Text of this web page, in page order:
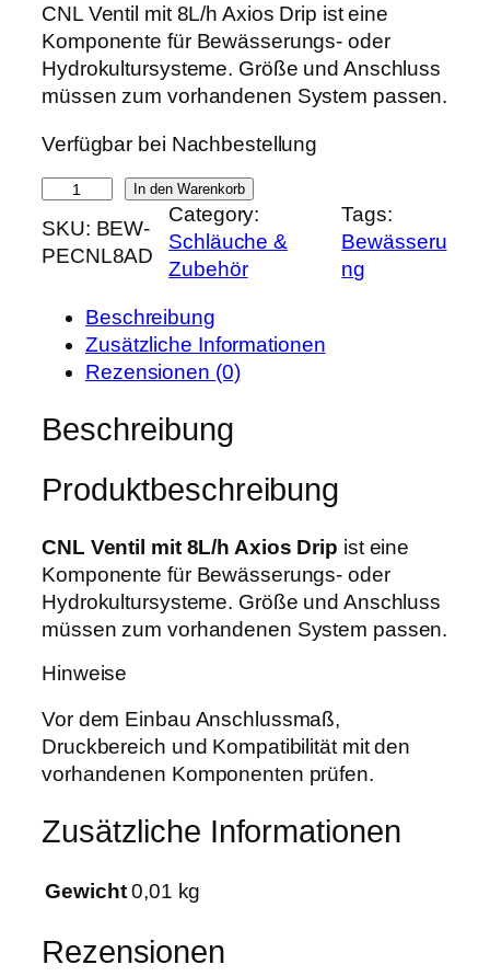
r
s
p
r
n
g
l
i
c
e
r
P
e
s
w
r
:
0
,
9
€
k
t
u
e
l
e
r
P
i
s
i
t
0
,
6
9
€
CNL Ventil mit 8L/h Axios Drip ist eine
Komponente für Bewässerungs- oder
Hydrokultursysteme. Größe und Anschluss
müssen zum vorhandenen System passen.
Verfügbar bei Nachbestellung
N
L
m
L
/
h
A
i
o
s
D
i
p
e
g
In den Warenkorb
SKU: BEW-
PECNL8AD
Category:
Schläuche &
Zubehör
Tags:
Bewässeru
ng
Beschreibung
Zusätzliche Informationen
Rezensionen (0)
Beschreibung
Produktbeschreibung
CNL Ventil mit 8L/h Axios Drip ist eine
Komponente für Bewässerungs- oder
Hydrokultursysteme. Größe und Anschluss
müssen zum vorhandenen System passen.
Hinweise
Vor dem Einbau Anschlussmaß,
Druckbereich und Kompatibilität mit den
vorhandenen Komponenten prüfen.
Zusätzliche Informationen
Gewicht 0,01 kg
Rezensionen